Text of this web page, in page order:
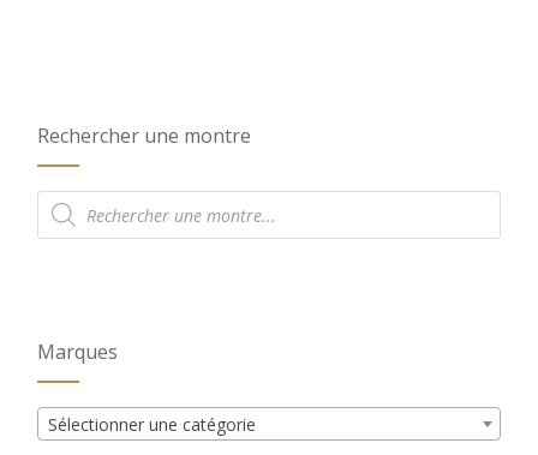
Rechercher une montre
Recherche
de
produits
Marques
Sélectionner une catégorie